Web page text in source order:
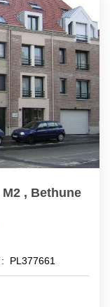
, Bethune
PL377661